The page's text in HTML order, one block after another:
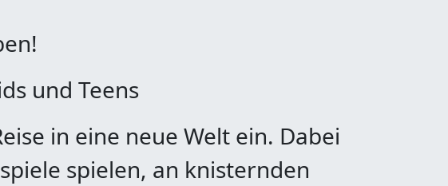
und Teens
in eine neue Welt ein. Dabei
spielen, an knisternden